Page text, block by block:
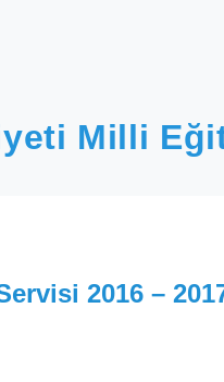
Milli
2016 –